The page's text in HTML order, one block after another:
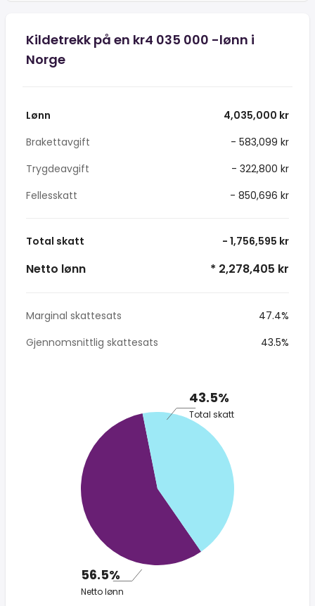
Kildetrekk på en kr4 035 000 -lønn i
Norge
Lønn
4,035,000 kr
Brakettavgift
- 583,099 kr
Trygdeavgift
- 322,800 kr
Fellesskatt
- 850,696 kr
Total skatt - 1,756,595 kr
Netto lønn * 2,278,405 kr
Marginal skattesats
47.4%
Gjennomsnittlig skattesats
43.5%
43.5%
Total skatt
56.5%
Netto lønn